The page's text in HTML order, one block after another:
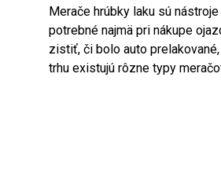
Merače hrúbky laku sú
potrebné najmä pri nákupe
zistiť, či bolo auto
trhu existujú rôzne typy